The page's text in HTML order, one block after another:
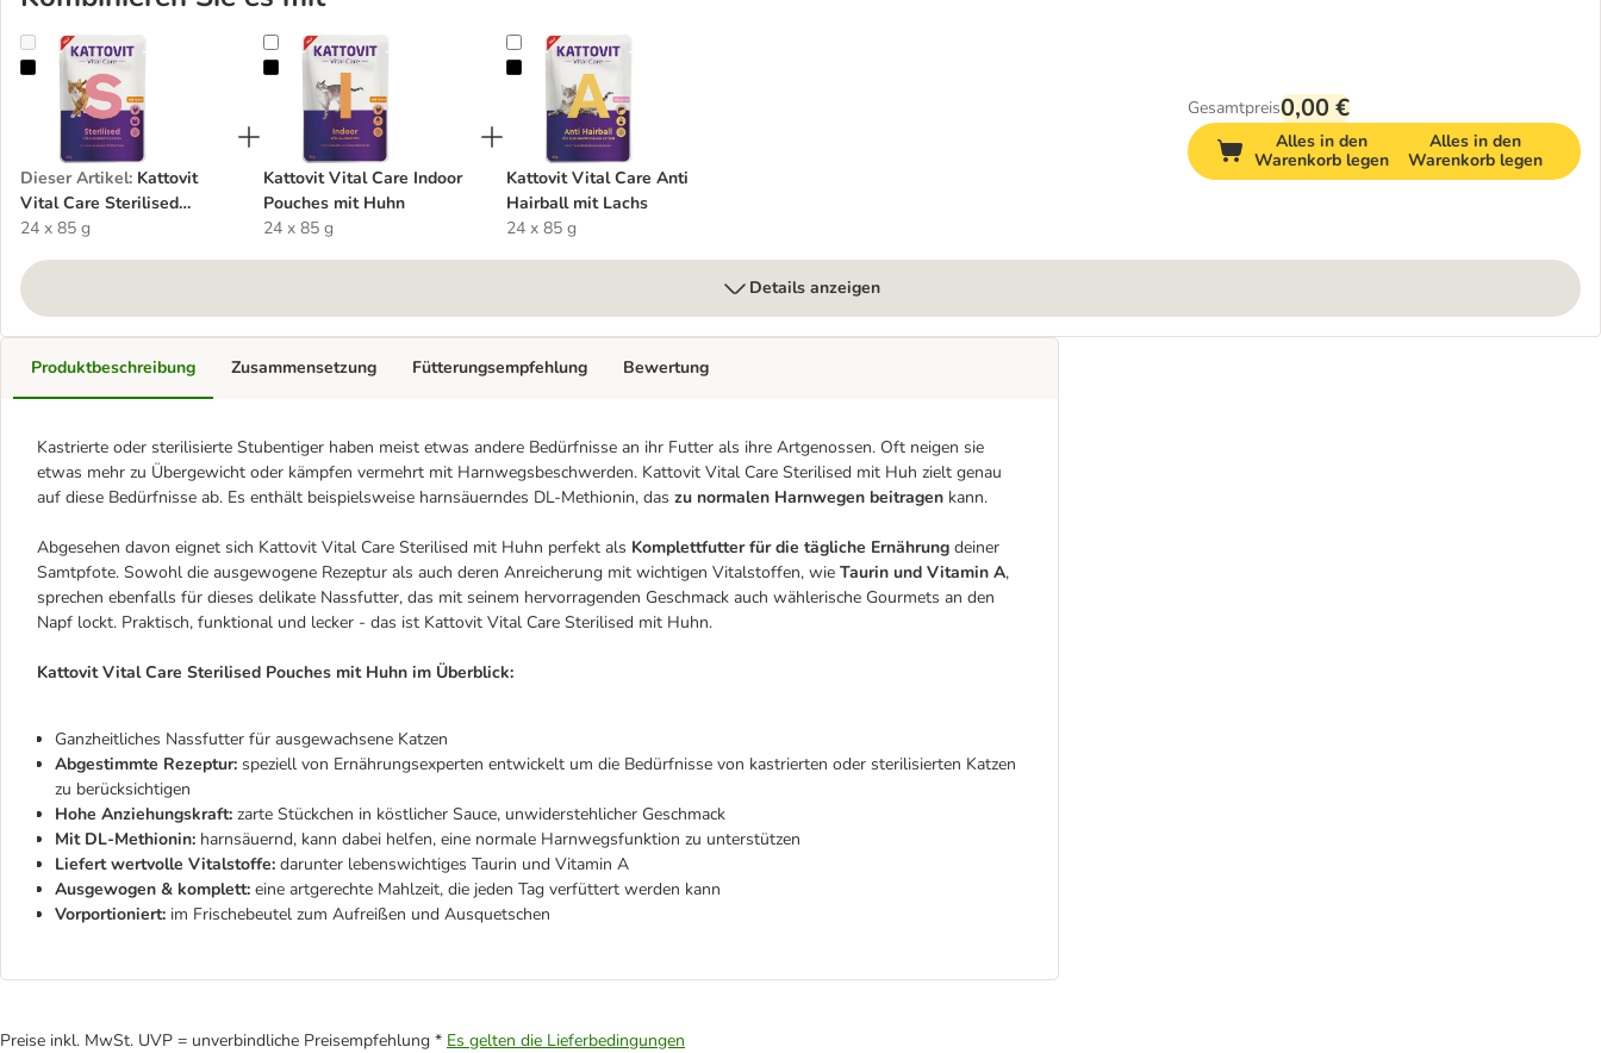
Kattovit Vital Care Sterilised Pouches mit Huhn
Dieser Artikel: Kattovit
Vital Care Sterilised
Pouches mit Huhn
24 x 85 g
Kattovit Vital Care Indoor Pouches mit Huhn
Kattovit Vital Care Indoor
Pouches mit Huhn
24 x 85 g
Kattovit Vital Care Anti Hairball mit Lachs
Kattovit Vital Care Anti
Hairball mit Lachs
24 x 85 g
Gesamtpreis0,00 €
Alles in den
Warenkorb legen
Alles in den
Warenkorb legen
Details anzeigen
Produktbeschreibung
Kastrierte oder sterilisierte Stubentiger haben meist etwas andere Bedürfnisse an ihr Futter als ihre Artgenossen. Oft neigen sie
etwas mehr zu Übergewicht oder kämpfen vermehrt mit Harnwegsbeschwerden. Kattovit Vital Care Sterilised mit Huh zielt genau
auf diese Bedürfnisse ab. Es enthält beispielsweise harnsäuerndes DL-Methionin, das zu normalen Harnwegen beitragen kann.
Abgesehen davon eignet sich Kattovit Vital Care Sterilised mit Huhn perfekt als Komplettfutter für die tägliche Ernährung deiner
Samtpfote. Sowohl die ausgewogene Rezeptur als auch deren Anreicherung mit wichtigen Vitalstoffen, wie Taurin und Vitamin A,
sprechen ebenfalls für dieses delikate Nassfutter, das mit seinem hervorragenden Geschmack auch wählerische Gourmets an den
Napf lockt. Praktisch, funktional und lecker - das ist Kattovit Vital Care Sterilised mit Huhn.
Kattovit Vital Care Sterilised Pouches mit Huhn im Überblick:
Ganzheitliches Nassfutter für ausgewachsene Katzen
Abgestimmte Rezeptur: speziell von Ernährungsexperten entwickelt um die Bedürfnisse von kastrierten oder sterilisierten Katzen
zu berücksichtigen
Hohe Anziehungskraft: zarte Stückchen in köstlicher Sauce, unwiderstehlicher Geschmack
Mit DL-Methionin: harnsäuernd, kann dabei helfen, eine normale Harnwegsfunktion zu unterstützen
Liefert wertvolle Vitalstoffe: darunter lebenswichtiges Taurin und Vitamin A
Ausgewogen & komplett: eine artgerechte Mahlzeit, die jeden Tag verfüttert werden kann
Vorportioniert: im Frischebeutel zum Aufreißen und Ausquetschen
Zusammensetzung Fütterungsempfehlung Bewertung
Preise inkl. MwSt. UVP = unverbindliche Preisempfehlung * Es gelten die Lieferbedingungen